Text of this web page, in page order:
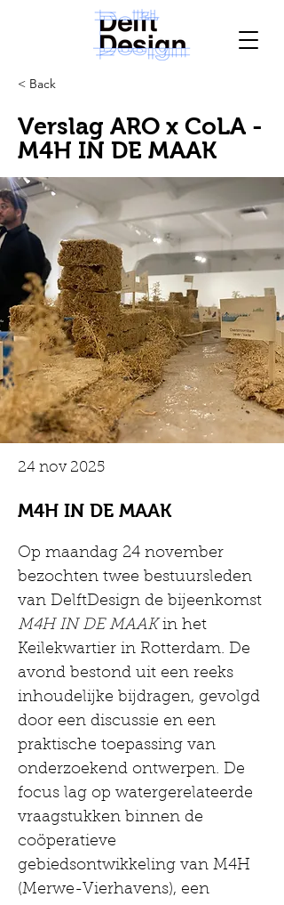
< Back
Verslag ARO x CoLA -
M4H IN DE MAAK
24 nov 2025
M4H IN DE MAAK
Op maandag 24 november
bezochten twee bestuursleden
van DelftDesign de bijeenkomst
M4H IN DE MAAK in het
Keilekwartier in Rotterdam. De
avond bestond uit een reeks
inhoudelijke bijdragen, gevolgd
door een discussie en een
praktische toepassing van
onderzoekend ontwerpen. De
focus lag op watergerelateerde
vraagstukken binnen de
coöperatieve
gebiedsontwikkeling van M4H
(Merwe-Vierhavens), een